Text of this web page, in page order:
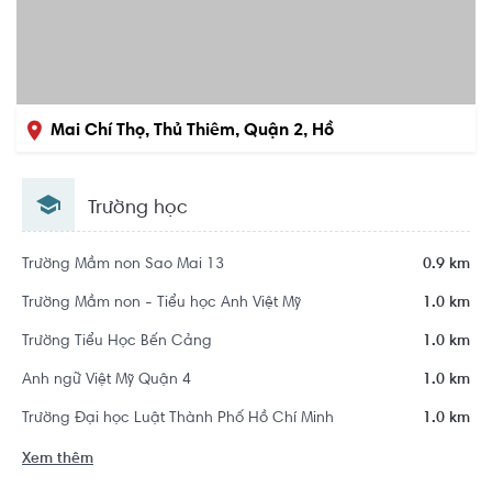
Mai Chí Thọ, Thủ Thiêm, Quận 2, Hồ
Khu dân cư Khu đô thị mới Thủ Thiêm
Trường học
Trường Mầm non Sao Mai 13 0.9 km
Trường Mầm non - Tiểu học Anh Việt Mỹ 1.0 km
Trường Tiểu Học Bến Cảng 1.0 km
Anh ngữ Việt Mỹ Quận 4 1.0 km
Trường Đại học Luật Thành Phố Hồ Chí Minh 1.0 km
Xem thêm